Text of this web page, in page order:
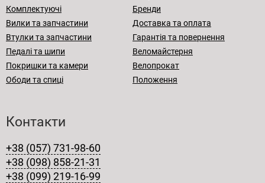
Комплектуючі
Вилки та запчастини
Втулки та запчастини
Педалі та шипи
Покришки та камери
Ободи та спиці
Бренди
Доставка та оплата
Гарантія та повернення
Веломайстерня
Велопрокат
Положення
Контакти
+38 (057) 731-98-60
+38 (098) 858-21-31
+38 (099) 219-16-99